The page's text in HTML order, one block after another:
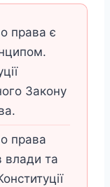
права є
Закону
права
влади та